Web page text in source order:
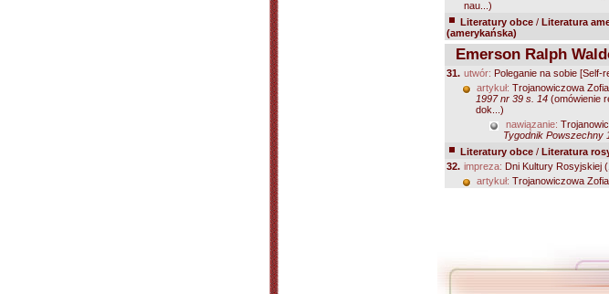
nau...)
Literatury obce / Literatura
(amerykańska)
Emerson Ralph
31. utwór: Poleganie na sobie [Self-
artykuł: Trojanowiczowa
1997 nr 39 s. 14 (omówienie
dok...)
nawiązanie:
Tygodnik Powszechny
Literatury obce / Literatura
32. impreza: Dni Kultury Rosyjskiej
artykuł: Trojanowiczowa